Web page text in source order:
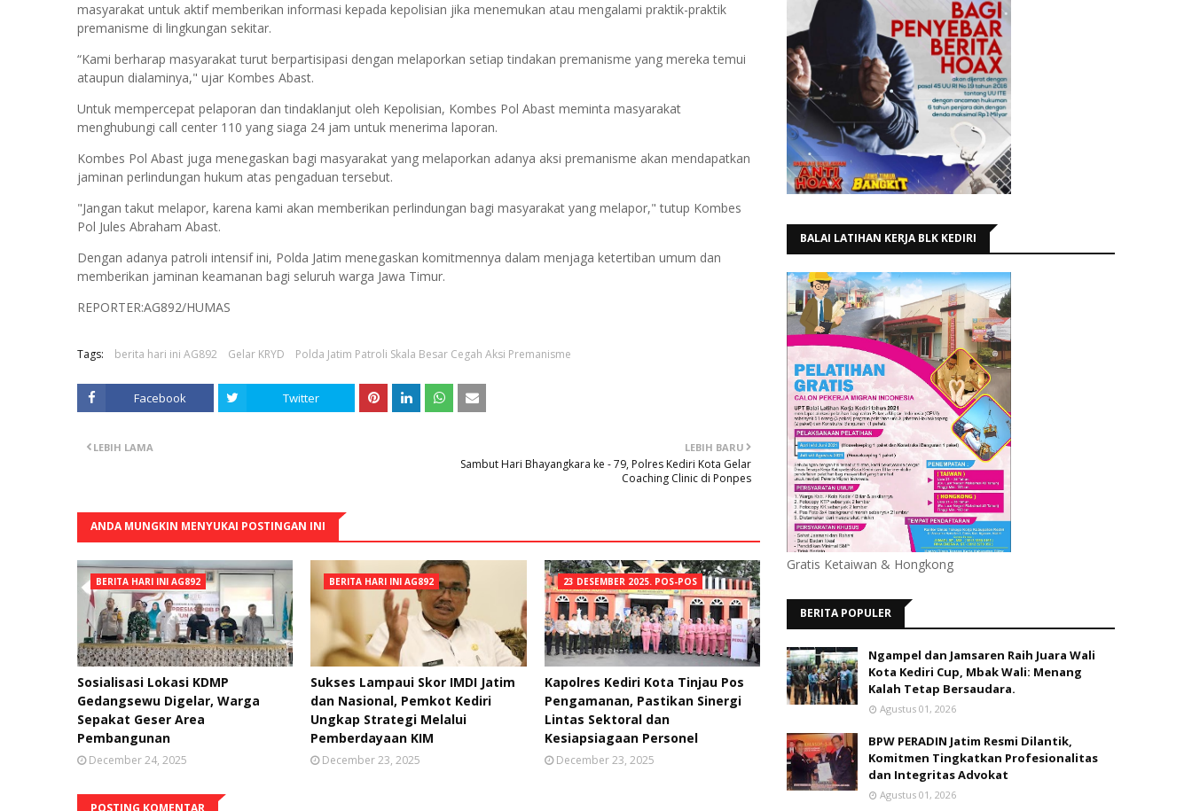
masyarakat untuk aktif memberikan informasi kepada kepolisian jika menemukan atau mengalami praktik-praktik
premanisme di lingkungan sekitar.
“Kami berharap masyarakat turut berpartisipasi dengan melaporkan setiap tindakan premanisme yang mereka temui
ataupun dialaminya," ujar Kombes Abast.
Untuk mempercepat pelaporan dan tindaklanjut oleh Kepolisian, Kombes Pol Abast meminta masyarakat
menghubungi call center 110 yang siaga 24 jam untuk menerima laporan.
Kombes Pol Abast juga menegaskan bagi masyarakat yang melaporkan adanya aksi premanisme akan mendapatkan
jaminan perlindungan hukum atas pengaduan tersebut.
"Jangan takut melapor, karena kami akan memberikan perlindungan bagi masyarakat yang melapor," tutup Kombes
Pol Jules Abraham Abast.
Dengan adanya patroli intensif ini, Polda Jatim menegaskan komitmennya dalam menjaga ketertiban umum dan
memberikan jaminan keamanan bagi seluruh warga Jawa Timur.
REPORTER:AG892/HUMAS
Tags: berita hari ini AG892 Gelar KRYD Polda Jatim Patroli Skala Besar Cegah Aksi Premanisme
Facebook Twitter
LEBIH BARU
Sambut Hari Bhayangkara ke - 79, Polres Kediri Kota Gelar
Coaching Clinic di Ponpes
LEBIH LAMA
ANDA MUNGKIN MENYUKAI POSTINGAN INI
BERITA HARI INI AG892
Sosialisasi Lokasi KDMP
Gedangsewu Digelar, Warga
Sepakat Geser Area
Pembangunan
December 24, 2025
BERITA HARI INI AG892
Sukses Lampaui Skor IMDI Jatim
dan Nasional, Pemkot Kediri
Ungkap Strategi Melalui
Pemberdayaan KIM
December 23, 2025
23 DESEMBER 2025. POS-POS
Kapolres Kediri Kota Tinjau Pos
Pengamanan, Pastikan Sinergi
Lintas Sektoral dan
Kesiapsiagaan Personel
December 23, 2025
POSTING KOMENTAR
BALAI LATIHAN KERJA BLK KEDIRI
Gratis Ketaiwan & Hongkong
BERITA POPULER
Ngampel dan Jamsaren Raih Juara Wali
Kota Kediri Cup, Mbak Wali: Menang
Kalah Tetap Bersaudara.
Agustus 01, 2026
BPW PERADIN Jatim Resmi Dilantik,
Komitmen Tingkatkan Profesionalitas
dan Integritas Advokat
Agustus 01, 2026